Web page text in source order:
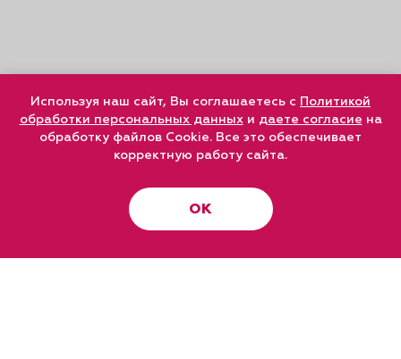
Используя наш сайт, Вы соглашаетесь с Политикой
обработки персональных данныхи даете согласие на
обработку файлов Cookie. Все это обеспечивает
корректную работу сайта.
ОК